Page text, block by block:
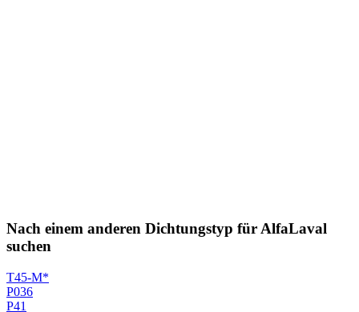
Nach einem anderen Dichtungstyp für AlfaLaval
suchen
T45-M*
P036
P41